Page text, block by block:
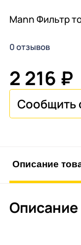
Mann Фильтр
0 отзывов
2 216 ₽
Описание
Описание